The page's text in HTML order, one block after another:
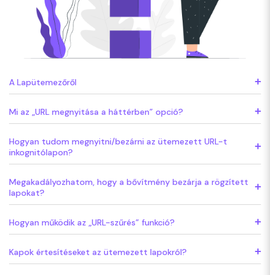
A Lapütemezőről
Mi az „URL megnyitása a háttérben” opció?
Hogyan tudom megnyitni/bezárni az ütemezett URL-t
inkognitólapon?
Megakadályozhatom, hogy a bővítmény bezárja a rögzített
lapokat?
Hogyan működik az „URL-szűrés” funkció?
Kapok értesítéseket az ütemezett lapokról?